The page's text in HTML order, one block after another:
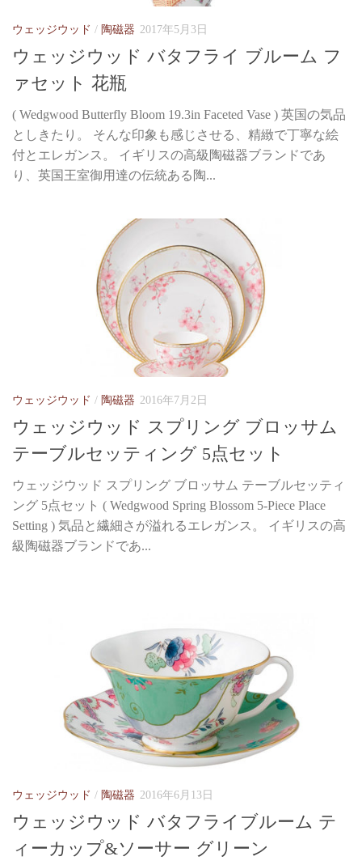
ウェッジウッド / 陶磁器 2017年5月3日
ウェッジウッド バタフライ ブルーム フ
ァセット 花瓶
( Wedgwood Butterfly Bloom 19.3in Faceted Vase ) 英国の気品
としきたり。 そんな印象も感じさせる、精緻で丁寧な絵
付とエレガンス。 イギリスの高級陶磁器ブランドであ
り、英国王室御用達の伝統ある陶...
ウェッジウッド / 陶磁器 2016年7月2日
ウェッジウッド スプリング ブロッサム
テーブルセッティング 5点セット
ウェッジウッド スプリング ブロッサム テーブルセッティ
ング 5点セット ( Wedgwood Spring Blossom 5-Piece Place
Setting ) 気品と繊細さが溢れるエレガンス。 イギリスの高
級陶磁器ブランドであ...
ウェッジウッド / 陶磁器 2016年6月13日
ウェッジウッド バタフライブルーム テ
ィーカップ&ソーサー グリーン